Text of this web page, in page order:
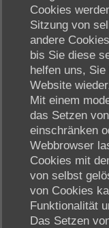
Cookies
Sitzung von
andere
bis Sie diese
helfen uns,
Website
Mit einem
das Setzen
einschränken
Webbrowser
Cookies mit
von selbst
von Cookies
Funktionalität
Das Setzen